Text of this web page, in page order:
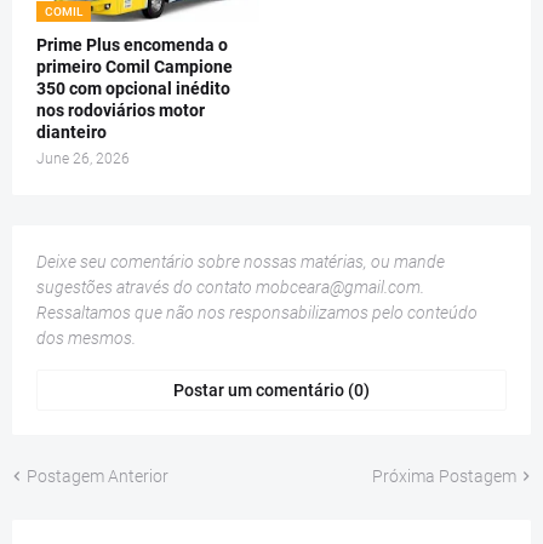
COMIL
Prime Plus encomenda o
primeiro Comil Campione
350 com opcional inédito
nos rodoviários motor
dianteiro
June 26, 2026
Deixe seu comentário sobre nossas matérias, ou mande
sugestões através do contato mobceara@gmail.com
Ressaltamos que não nos responsabilizamos pelo conteúdo
dos mesmos.
Postar um comentário (0)
Postagem Anterior Próxima Postagem